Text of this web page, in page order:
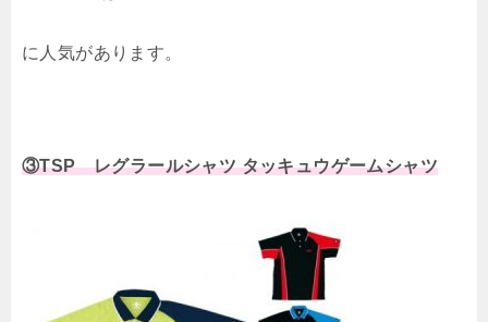
に人気があります。
③TSP レグラールシャツ タッキュウゲームシャツ